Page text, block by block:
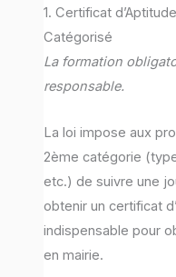
1. Certificat
Catégorisé
La formation
responsable.
La loi impose aux
2ème catégorie
etc.) de suivre une
obtenir un certificat
indispensable pour
en mairie.